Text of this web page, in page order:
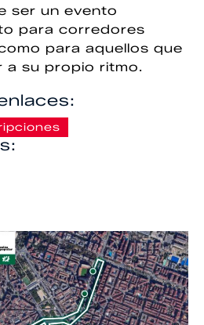
ser un evento
para corredores
para aquellos que
a su propio ritmo.